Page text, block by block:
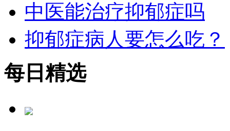
中医能治疗抑郁症吗
抑郁症病人要怎么吃？
每日精选